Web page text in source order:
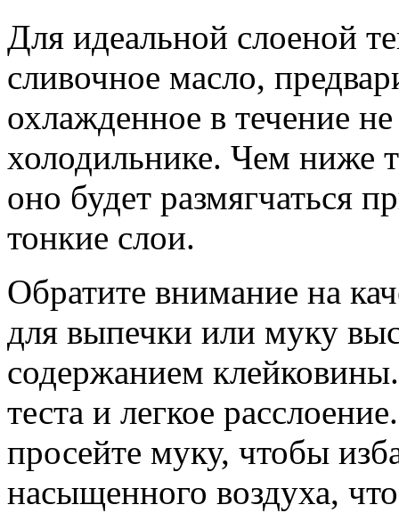
Для идеальной слоеной
сливочное масло,
охлажденное в течение
холодильнике. Чем ниже
оно будет размягчаться
тонкие слои.
Обратите внимание на
для выпечки или муку
содержанием
теста и легкое
просейте муку, чтобы
насыщенного воздуха,